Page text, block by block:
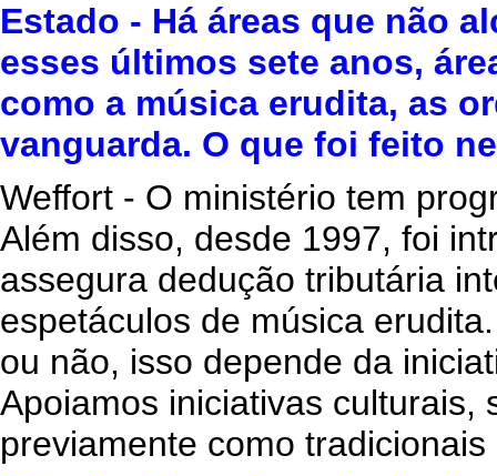
Estado - Há áreas que não
esses últimos sete anos,
como a música erudita, as
vanguarda. O que foi feito
Weffort - O ministério tem
Além disso, desde 1997, foi
assegura dedução tributária
espetáculos de música
ou não, isso depende da
Apoiamos iniciativas culturais,
previamente como